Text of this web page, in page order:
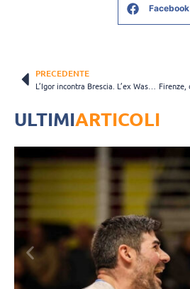
Facebook
PRECEDENTE
ULTIMIARTICOLI